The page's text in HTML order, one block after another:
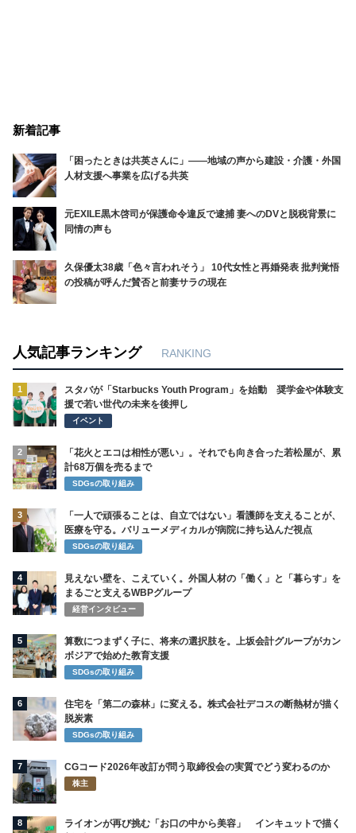
新着記事
「困ったときは共英さんに」――地域の声から建設・介護・外国
人材支援へ事業を広げる共英
元EXILE黒木啓司が保護命令違反で逮捕 妻へのDVと脱税背景に
同情の声も
久保優太38歳「色々言われそう」 10代女性と再婚発表 批判覚悟
の投稿が呼んだ賛否と前妻サラの現在
人気記事ランキング RANKING
1
スタバが「Starbucks Youth Program」を始動 奨学金や体験支
援で若い世代の未来を後押し
イベント
2
「花火とエコは相性が悪い」。それでも向き合った若松屋が、累
計68万個を売るまで
SDGsの取り組み
3
「一人で頑張ることは、自立ではない」看護師を支えることが、
医療を守る。バリューメディカルが病院に持ち込んだ視点
SDGsの取り組み
4
見えない壁を、こえていく。外国人材の「働く」と「暮らす」を
まるごと支えるWBPグループ
経営インタビュー
5
算数につまずく子に、将来の選択肢を。上坂会計グループがカン
ボジアで始めた教育支援
SDGsの取り組み
6
住宅を「第二の森林」に変える。株式会社デコスの断熱材が描く
脱炭素
SDGsの取り組み
7 CGコード2026年改訂が問う取締役会の実質でどう変わるのか
株主
8
ライオンが再び挑む「お口の中から美容」 インキュットで描く